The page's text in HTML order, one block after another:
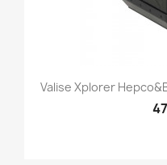
Valise Xplorer